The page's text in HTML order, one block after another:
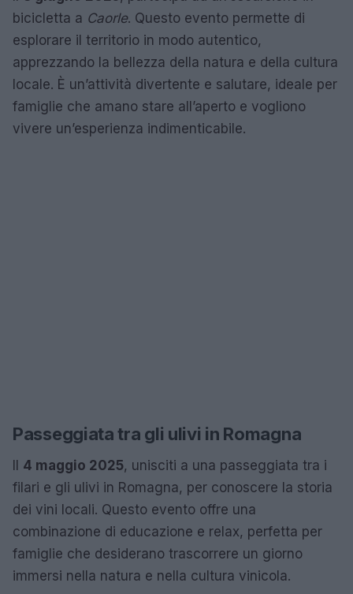
bicicletta a Caorle. Questo evento permette di
esplorare il territorio in modo autentico,
apprezzando la bellezza della natura e della cultura
locale. È un’attività divertente e salutare, ideale per
famiglie che amano stare all’aperto e vogliono
vivere un’esperienza indimenticabile.
Passeggiata tra gli ulivi in Romagna
Il 4 maggio 2025, unisciti a una passeggiata tra i
filari e gli ulivi in Romagna, per conoscere la storia
dei vini locali. Questo evento offre una
combinazione di educazione e relax, perfetta per
famiglie che desiderano trascorrere un giorno
immersi nella natura e nella cultura vinicola.